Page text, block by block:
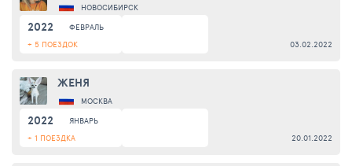
НОВОСИБИРСК
2022
ФЕВРАЛЬ
+ 5 ПОЕЗДОК
03.02.2022
ЖЕНЯ
МОСКВА
2022
ЯНВАРЬ
+ 1 ПОЕЗДКА
20.01.2022